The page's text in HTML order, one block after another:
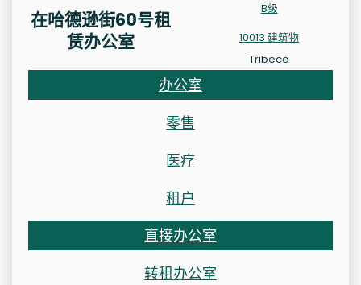
在哈德逊街60号租
赁办公室
B级
10013 建筑物
Tribeca
办公室
零售
医疗
租户
直接办公室
转租办公室